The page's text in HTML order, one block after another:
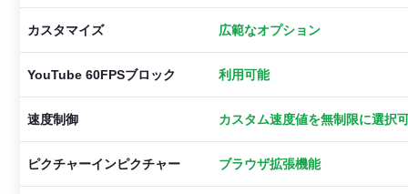
カスタマイズ 広範なオプション
YouTube 60FPSブロック 利用可能
速度制御 カスタム速度値を無制限に選択
ピクチャーインピクチャー ブラウザ拡張機能